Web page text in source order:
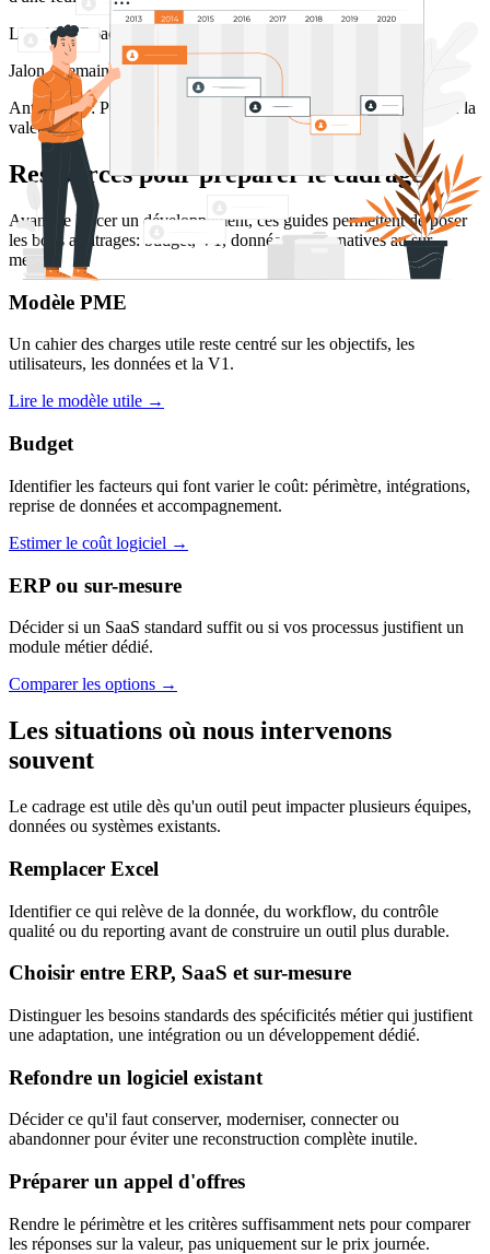
Livrable : Roadmap, hypothèses et options de lancement.
Jalon : Semaine 3
Anti-risque : Permet d'arbitrer avec une vision claire du coût et de la
valeur.
Ressources pour préparer le cadrage
Avant de lancer un développement, ces guides permettent de poser
les bons arbitrages: budget, V1, données et alternatives au sur-
mesure.
Modèle PME
Un cahier des charges utile reste centré sur les objectifs, les
utilisateurs, les données et la V1.
Lire le modèle utile →
Budget
Identifier les facteurs qui font varier le coût: périmètre, intégrations,
reprise de données et accompagnement.
Estimer le coût logiciel →
ERP ou sur-mesure
Décider si un SaaS standard suffit ou si vos processus justifient un
module métier dédié.
Comparer les options →
Les situations où nous intervenons
souvent
Le cadrage est utile dès qu'un outil peut impacter plusieurs équipes,
données ou systèmes existants.
Remplacer Excel
Identifier ce qui relève de la donnée, du workflow, du contrôle
qualité ou du reporting avant de construire un outil plus durable.
Choisir entre ERP, SaaS et sur-mesure
Distinguer les besoins standards des spécificités métier qui justifient
une adaptation, une intégration ou un développement dédié.
Refondre un logiciel existant
Décider ce qu'il faut conserver, moderniser, connecter ou
abandonner pour éviter une reconstruction complète inutile.
Préparer un appel d'offres
Rendre le périmètre et les critères suffisamment nets pour comparer
les réponses sur la valeur, pas uniquement sur le prix journée.